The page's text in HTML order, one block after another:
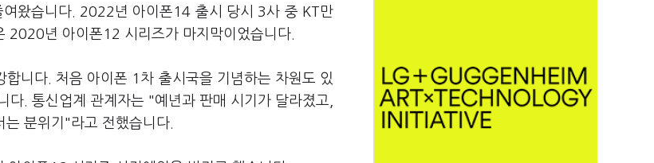
왔습니다. 2022년 아이폰14 출시 당시 3사 중 KT만
2020년 아이폰12 시리즈가 마지막이었습니다.
니다. 처음 아이폰 1차 출시국을 기념하는 차원도 있
. 통신업계 관계자는 "예년과 판매 시기가 달라졌고,
분위기"라고 전했습니다.